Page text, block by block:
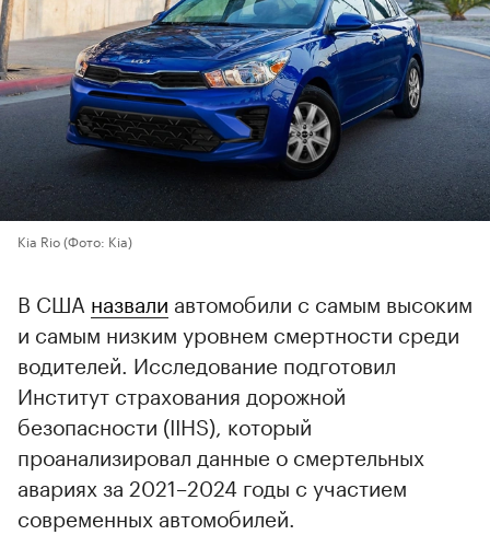
Kia Rio(Фото: Kia)
В США назвали автомобили с самым высоким
и самым низким уровнем смертности среди
водителей. Исследование подготовил
Институт страхования дорожной
безопасности (IIHS), который
проанализировал данные о смертельных
авариях за 2021–2024 годы с участием
современных автомобилей.